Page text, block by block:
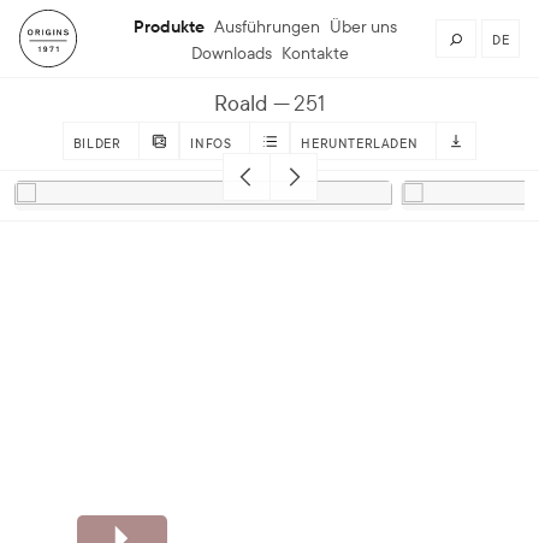
Produkte Ausführungen Über uns
Downloads Kontakte
DE
Roald 251
BILDER INFOS HERUNTERLADEN